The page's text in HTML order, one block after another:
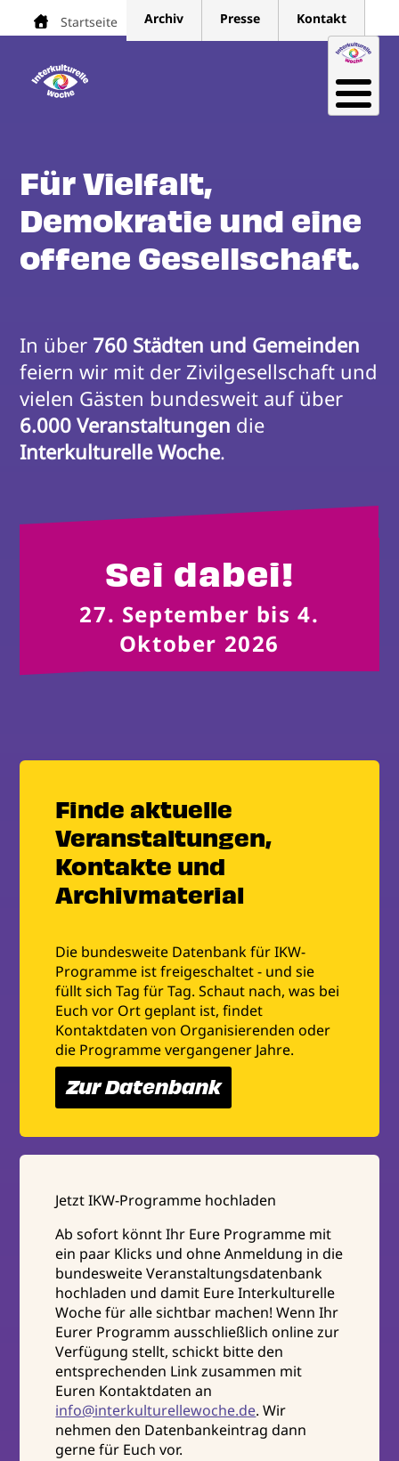
Direkt
Pfadnavigation
Startseite Archiv Presse Kontakt
Für Vielfalt,
Demokratie und eine
offene Gesellschaft.
In über 760 Städten und Gemeinden
feiern wir mit der Zivilgesellschaft und
6.000 Veranstaltungen
Interkulturelle Woche.
Sei dabei!
27. September bis 4.
Oktober 2026
Finde aktuelle
Veranstaltungen,
Kontakte und
Archivmaterial
Die bundesweite Datenbank für IKW-
Programme ist freigeschaltet - und sie
füllt sich Tag für Tag. Schaut nach, was bei
Euch vor Ort geplant ist, findet
Kontaktdaten von Organisierenden oder
die Programme vergangener Jahre.
Zur Datenbank
Jetzt IKW-Programme hochladen
Ab sofort könnt Ihr Eure Programme mit
ein paar Klicks und ohne Anmeldung in die
bundesweite Veranstaltungsdatenbank
hochladen und damit Eure Interkulturelle
Woche für alle sichtbar machen! Wenn Ihr
Eurer Programm ausschließlich online zur
Verfügung stellt, schickt bitte den
entsprechenden Link zusammen mit
Euren Kontaktdaten an
info@interkulturellewoche.de. Wir
nehmen den Datenbankeintrag dann
gerne für Euch vor.